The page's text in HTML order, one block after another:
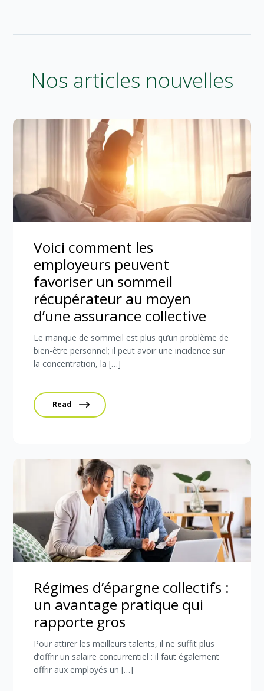
Nos articles nouvelles
Voici comment les
employeurs peuvent
favoriser un sommeil
récupérateur au moyen
d’une assurance collective
Le manque de sommeil est plus qu’un problème de
bien-être personnel; il peut avoir une incidence sur
la concentration, la […]
Read
Régimes d’épargne collectifs :
un avantage pratique qui
rapporte gros
Pour attirer les meilleurs talents, il ne suffit plus
d’offrir un salaire concurrentiel : il faut également
offrir aux employés un […]